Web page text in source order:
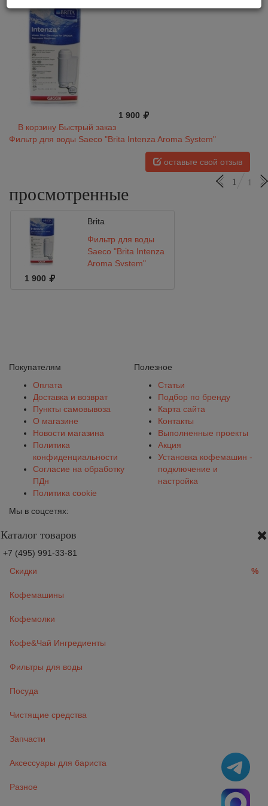
1 900
В корзину Быстрый заказ
Фильтр для воды Saeco "Brita Intenza Aroma System"
оставьте свой отзыв
просмотренные
1 1
Brita
Фильтр для воды
Saeco "Brita Intenza
Aroma System"
1 900
Покупателям
Оплата
Доставка и возврат
Пункты самовывоза
О магазине
Новости магазина
Политика
конфиденциальности
Согласие на обработку
ПДн
Политика cookie
Полезное
Статьи
Подбор по бренду
Карта сайта
Контакты
Выполненные проекты
Акция
Установка кофемашин -
подключение и
настройка
Мы в соцсетях:
Каталог товаров
+7 (495) 991-33-81
Скидки
%
Кофемашины
Кофемолки
Кофе&Чай Ингредиенты
Фильтры для воды
Посуда
Чистящие средства
Запчасти
Аксессуары для бариста
Разное